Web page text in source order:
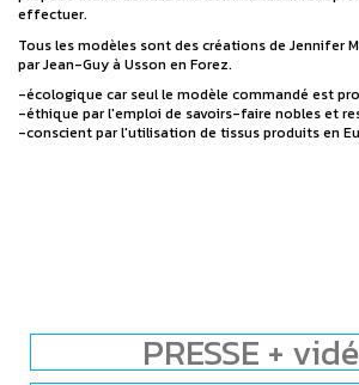
effectuer.
Tous les modèles sont des créations de Jennifer
par Jean-Guy à Usson en Forez.
-écologique car seul le modèle commandé est
-éthique par l'emploi de savoirs-faire nobles et
-conscient par l'utilisation de tissus produits en
PRESSE +